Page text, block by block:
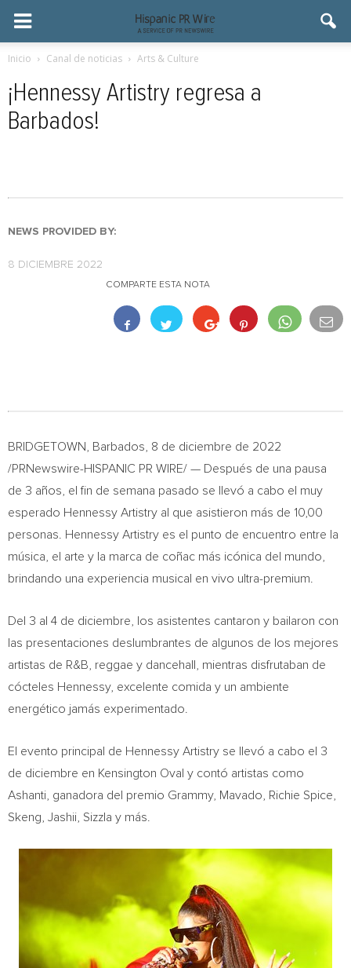
Inicio Canal de noticias Arts & Culture
¡Hennessy Artistry regresa a
Barbados!
NEWS PROVIDED BY:
8 DICIEMBRE 2022
COMPARTE ESTA NOTA
BRIDGETOWN, Barbados , 8 de diciembre de 2022
/PRNewswire-HISPANIC PR WIRE/ — Después de una pausa
de 3 años, el fin de semana pasado se llevó a cabo el muy
esperado Hennessy Artistry al que asistieron más de 10,00
personas. Hennessy Artistry es el punto de encuentro entre la
música, el arte y la marca de coñac más icónica del mundo,
brindando una experiencia musical en vivo ultra-premium.
Del 3 al 4 de diciembre, los asistentes cantaron y bailaron con
las presentaciones deslumbrantes de algunos de los mejores
artistas de R&B, reggae y dancehall, mientras disfrutaban de
cócteles Hennessy, excelente comida y un ambiente
energético jamás experimentado.
El evento principal de Hennessy Artistry se llevó a cabo el 3
de diciembre en Kensington Oval y contó artistas como
Ashanti, ganadora del premio Grammy, Mavado,
Richie Spice
Skeng, Jashii, Sizzla y más.